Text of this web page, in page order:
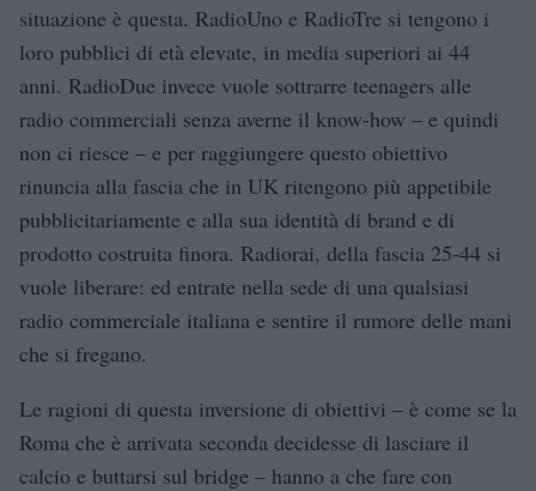
situazione è questa. RadioUno e RadioTre si tengono i
loro pubblici di età elevate, in media superiori ai 44
anni. RadioDue invece vuole sottrarre teenagers alle
radio commerciali senza averne il know-how – e quindi
non ci riesce – e per raggiungere questo obiettivo
rinuncia alla fascia che in UK ritengono più appetibile
pubblicitariamente e alla sua identità di brand e di
prodotto costruita finora. Radiorai, della fascia 25-44 si
vuole liberare: ed entrate nella sede di una qualsiasi
radio commerciale italiana e sentire il rumore delle mani
che si fregano.
Le ragioni di questa inversione di obiettivi – è come se la
Roma che è arrivata seconda decidesse di lasciare il
calcio e buttarsi sul bridge – hanno a che fare con